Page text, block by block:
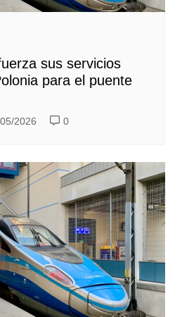
sus servicios
para el puente
2026 0